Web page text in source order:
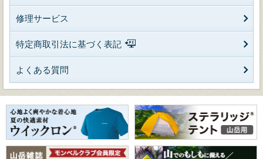
修理サービス
特定商取引法に基づく表記
よくある質問